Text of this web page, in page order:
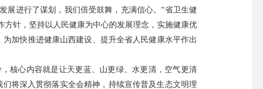
展进行了谋划，我们倍受鼓舞，充满信心。”省卫生健
针，坚持以人民健康为中心的发展理念，实施健康优
加快推进健康山西建设、提升全省人民健康水平作出
核心内容就是让天更蓝、山更绿、水更清，空气更清
将深入贯彻落实全会精神，持续宣传普及生态文明理